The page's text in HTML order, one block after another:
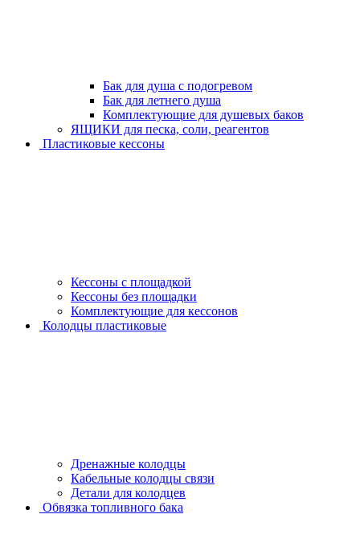
Бак для душа с подогревом
Бак для летнего душа
Комплектующие для душевых баков
ЯЩИКИ для песка, соли, реагентов
Пластиковые кессоны
Кессоны с площадкой
Кессоны без площадки
Комплектующие для кессонов
Колодцы пластиковые
Дренажные колодцы
Кабельные колодцы связи
Детали для колодцев
Обвязка топливного бака